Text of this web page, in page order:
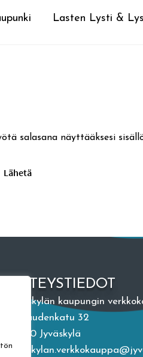
Lasten Lysti &
salasana näyttääksesi
YHTEYSTIEDOT
Jyväskylän kaupungin
Vapaudenkatu 32
40100 Jyväskylä